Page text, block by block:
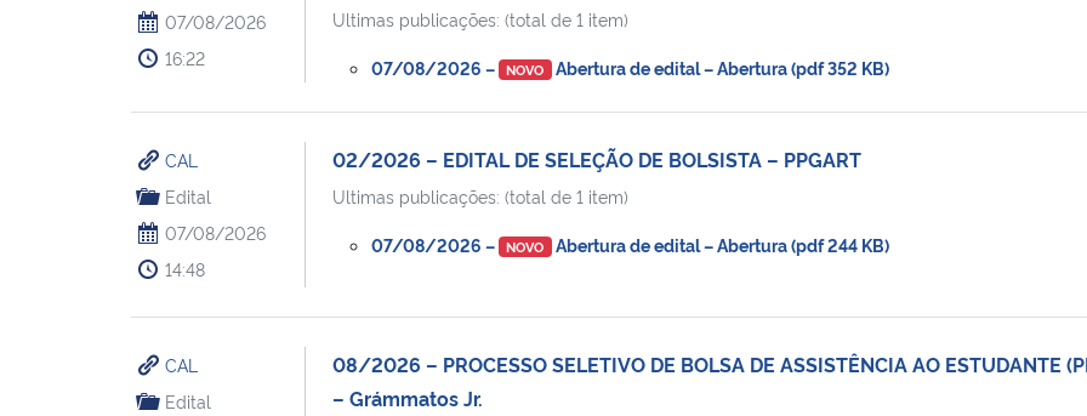
07/08/2026
16:22
Ultimas publicações: (total de 1 item)
07/08/2026 – NOVO Abertura de edital – Abertura (pdf 352 KB)
CAL
Edital
07/08/2026
14:48
02/2026 – EDITAL DE SELEÇÃO DE BOLSISTA – PPGART
Ultimas publicações: (total de 1 item)
07/08/2026 – NOVO Abertura de edital – Abertura (pdf 244 KB)
CAL
Edital
08/2026 – PROCESSO SELETIVO DE BOLSA DE ASSISTÊNCIA AO ESTUDANTE
– Grámmatos Jr.